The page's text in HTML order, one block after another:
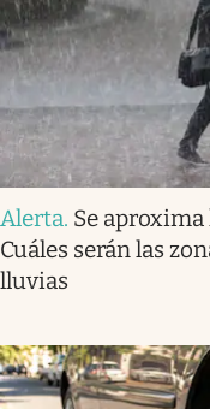
Alerta. Se
Cuáles serán las
lluvias